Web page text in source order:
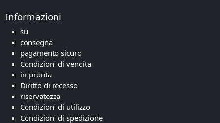
Informazioni
su
consegna
pagamento sicuro
Condizioni di vendita
impronta
Diritto di recesso
riservatezza
Condizioni di utilizzo
Condizioni di spedizione